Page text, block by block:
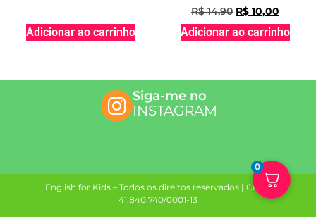
Adicionar ao carrinho
R$14,90 R$ 10,00
Adicionar ao carrinho
Siga-me no
INSTAGRAM
English for Kids – Todos os direitos reservados | CNPJ
41.840.740/0001-13
0